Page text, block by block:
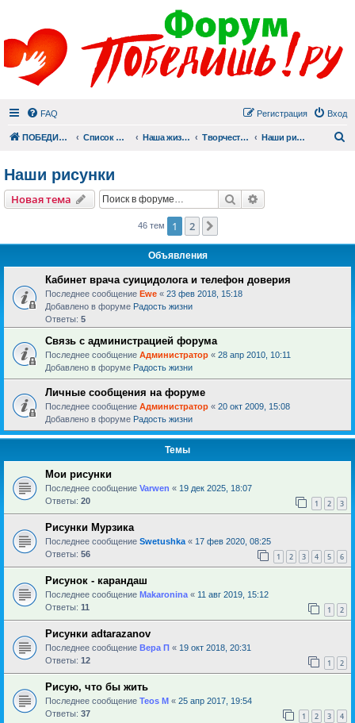
FAQ Вход
Регистрация
ПОБЕДИШЬ.РУ Список форумов Наша жизнь (не всё же о суициде!) Творчество Наши рисунки
Наши рисунки
Новая тема Поиск
46 тем 1 2
Объявления
Кабинет врача суицидолога и телефон доверия
Последнее сообщение Ewe « 23 фев 2018, 15:18
Добавлено в форуме Радость жизни
Ответы: 5
Связь с администрацией форума
Последнее сообщение Администратор « 28 апр 2010, 10:11
Добавлено в форуме Радость жизни
Личные сообщения на форуме
Последнее сообщение Администратор « 20 окт 2009, 15:08
Добавлено в форуме Радость жизни
Темы
Мои рисунки
Последнее сообщение Varwen « 19 дек 2025, 18:07
Ответы: 20 1 2 3
Рисунки Мурзика
Последнее сообщение Swetushka « 17 фев 2020, 08:25
Ответы: 56 1 2 3 4 5 6
Рисунок - карандаш
Последнее сообщение Makaronina « 11 авг 2019, 15:12
Ответы: 11 1 2
Рисунки adtarazanov
Последнее сообщение Вера П « 19 окт 2018, 20:31
Ответы: 12 1 2
Рисую, что бы жить
Последнее сообщение Teos M « 25 апр 2017, 19:54
Ответы: 37 1 2 3 4